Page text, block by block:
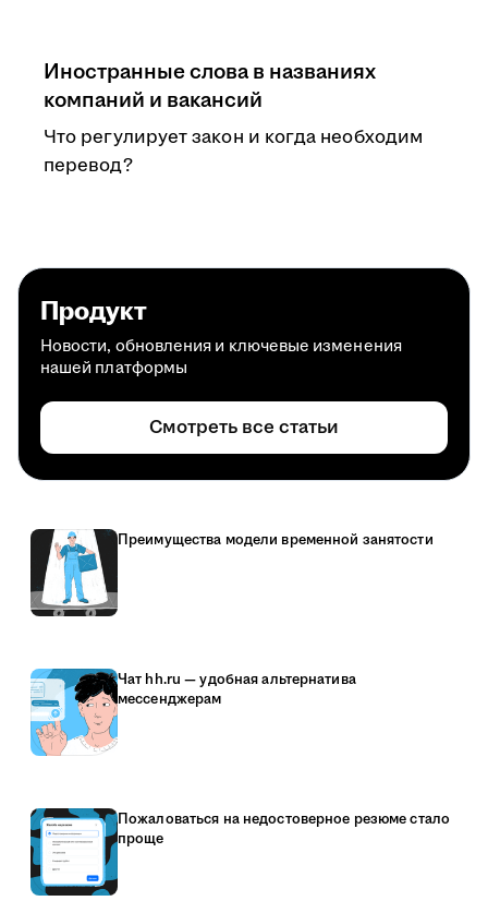
Иностранные слова в названиях
компаний и вакансий
Что регулирует закон и когда необходим
перевод?
Продукт
Новости, обновления и ключевые изменения
нашей платформы
Смотреть все статьи
Преимущества модели временной занятости
Чат hh.ru — удобная альтернатива
мессенджерам
Пожаловаться на недостоверное резюме стало
проще